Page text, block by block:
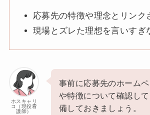
応募先の特徴や理念とリンク
現場とズレた理想を言いすぎ
ホスキャリ
コ（現役看
護師）
事前に応募先のホーム
や特徴について確認し
備しておきましょう。